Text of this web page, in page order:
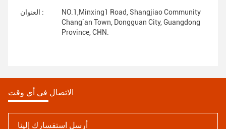
العنوان :
NO.1,Minxing1 Road, Shangjiao Community
Chang`an Town, Dongguan City, Guangdong
Province, CHN.
الاتصال في أي وقت